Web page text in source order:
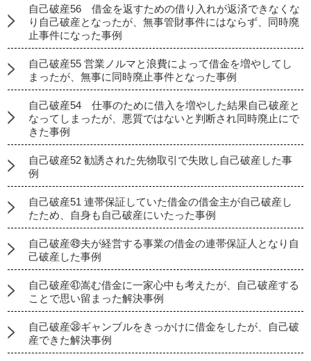
自己破産56 借金を返すための借り入れが返済できなくな
り自己破産となったが、無事管財事件にはならず、同時廃
止事件になった事例
自己破産55 営業ノルマと浪費によって借金を増やしてし
まったが、無事に同時廃止事件となった事例
自己破産54 仕事のために借入を増やした結果自己破産と
なってしまったが、悪質ではないと判断され同時廃止にで
きた事例
自己破産52 勧誘された先物取引で失敗し自己破産した事
例
自己破産51 連帯保証していた借金の借金主が自己破産し
たため、自身も自己破産にいたった事例
自己破産㊾夫が経営する事業の借金の連帯保証人となり自
己破産した事例
自己破産㊶嵩む借金に一家心中も考えたが、自己破産する
ことで思い留まった解決事例
自己破産㊳ギャンブルをきっかけに借金をしたが、自己破
産できた解決事例